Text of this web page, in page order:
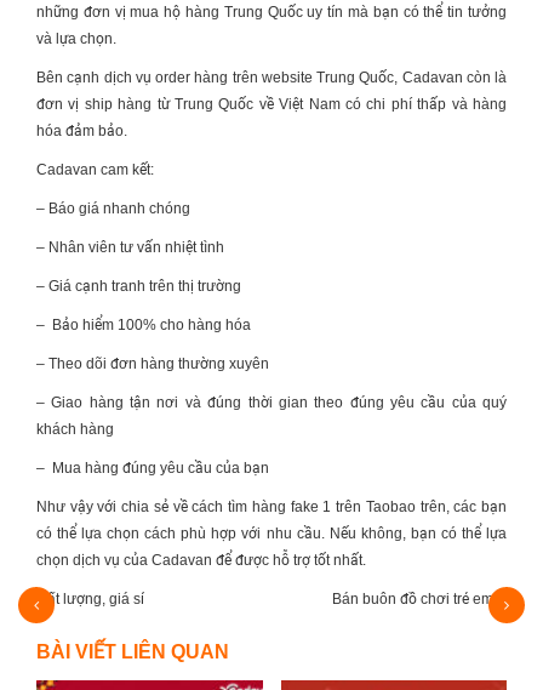
những đơn vị mua hộ hàng Trung Quốc uy tín mà bạn có thể tin tưởng
và lựa chọn.
Bên cạnh dịch vụ order hàng trên website Trung Quốc, Cadavan còn là
đơn vị ship hàng từ Trung Quốc về Việt Nam có chi phí thấp và hàng
hóa đảm bảo.
Cadavan cam kết:
– Báo giá nhanh chóng
– Nhân viên tư vấn nhiệt tình
– Giá cạnh tranh trên thị trường
– Bảo hiểm 100% cho hàng hóa
– Theo dõi đơn hàng thường xuyên
– Giao hàng tận nơi và đúng thời gian theo đúng yêu cầu của quý
khách hàng
– Mua hàng đúng yêu cầu của bạn
Như vậy với chia sẻ về cách tìm hàng fake 1 trên Taobao trên, các bạn
có thể lựa chọn cách phù hợp với nhu cầu. Nếu không, bạn có thể lựa
chọn dịch vụ của Cadavan để được hỗ trợ tốt nhất.
Bán buôn đồ chơi trẻ em Trung Quốc nhập hàng…
BÀI VIẾT LIÊN QUAN